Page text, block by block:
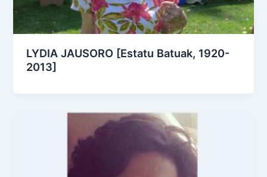
LYDIA JAUSORO [Estatu Batuak, 1920-
2013]